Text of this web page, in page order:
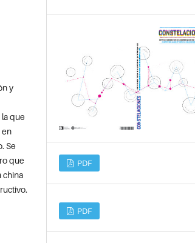
y
que
en
Se
que
china
PDF
PDF